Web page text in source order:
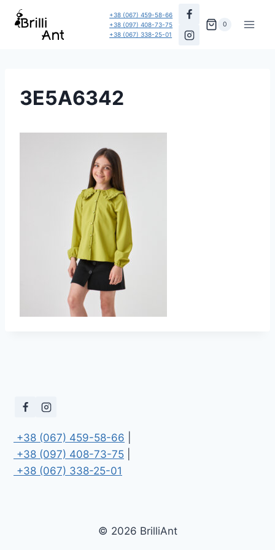
Перейти
+38 (067) 459-58-66
+38 (097) 408-73-75
+38 (067) 338-25-01
0
3E5A6342
+38 (067) 459-58-66
+38 (097) 408-73-75
+38 (067) 338-25-01
© 2026 BrilliAnt